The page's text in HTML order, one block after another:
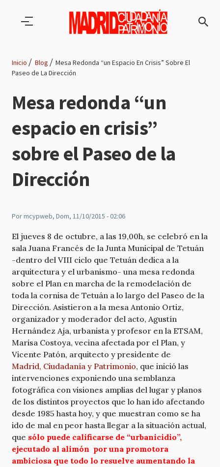
de
navegación
Inicio Blog
Mesa Redonda “un Espacio En Crisis” Sobre El
Paseo de La Dirección
Mesa redonda “un
espacio en crisis”
sobre el Paseo de la
Dirección
Pormcypweb, Dom, 11/10/2015 - 02:06
El jueves 8 de octubre, a las 19,00h, se celebró en la
sala Juana Francés de la Junta Municipal de Tetuán
-dentro del VIII ciclo que Tetuán dedica a la
arquitectura y el urbanismo- una mesa redonda
sobre el Plan en marcha de la remodelación de
toda la cornisa de Tetuán a lo largo del Paseo de la
Dirección. Asistieron a la mesa Antonio Ortiz,
organizador y moderador del acto, Agustín
Hernández Aja, urbanista y profesor en la ETSAM,
Marisa Costoya, vecina afectada por el Plan, y
Vicente Patón, arquitecto y presidente de
Madrid, Ciudadanía y Patrimonio, que inició las
intervenciones exponiendo una semblanza
fotográfica con visiones amplias del lugar y planos
de los distintos proyectos que lo han ido afectando
desde 1985 hasta hoy, y que muestran como se ha
ido de mal en peor hasta llegar a la situación actual,
que sólo puede calificarse de “urbanicidio”,
ejecutado al alimón por una promotora
ambiciosa que todo lo resuelve aumentando la